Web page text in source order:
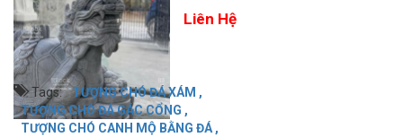
Liên Hệ
Tags: TƯỢNG CHÓ ĐÁ XÁM ,
TƯỢNG CHÓ ĐÁ GÁC CỔNG ,
TƯỢNG CHÓ CANH MỘ BẰNG ĐÁ ,